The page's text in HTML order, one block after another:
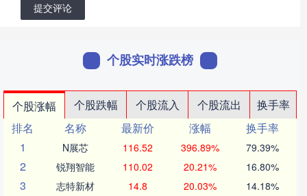
提交评论
个股实时涨跌榜
个股涨幅 个股跌幅 个股流入 个股流出
换手率
排名
名称 最新价 涨幅
换手率
1
N展芯 116.52 396.89% 79.39%
2 锐翔智能 110.02 20.21% 16.80%
3 志特新材 14.8 20.03% 14.18%